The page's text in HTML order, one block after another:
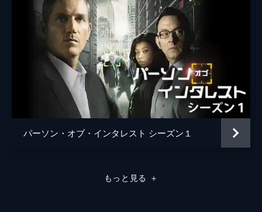
パーソン・オブ・インタレスト シーズン１
もっと見る ＋